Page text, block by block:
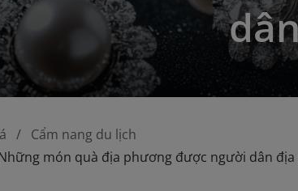
Cẩm nang du lịch
món quà địa phương được người dân